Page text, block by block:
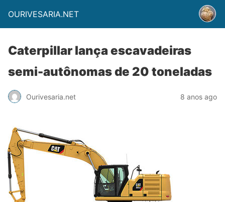
OURIVESARIA.NET
Caterpillar lança escavadeiras
semi-autônomas de 20 toneladas
Ourivesaria.net 8 anos ago